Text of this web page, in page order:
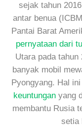
sejak tahun 2016
antar benua
Pantai Barat
pernyataan dari
Utara pada
banyak mobil
Pyongyang. Hal
keuntungan yang
membantu Rusia
setia